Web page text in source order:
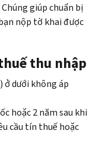
giúp chuẩn bị
nộp tờ khai được
thu nhập
ở dưới không áp
hoặc 2 năm sau khi
cầu tín thuế hoặc